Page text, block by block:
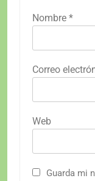
Nombre *
Correo
Web
Guarda mi